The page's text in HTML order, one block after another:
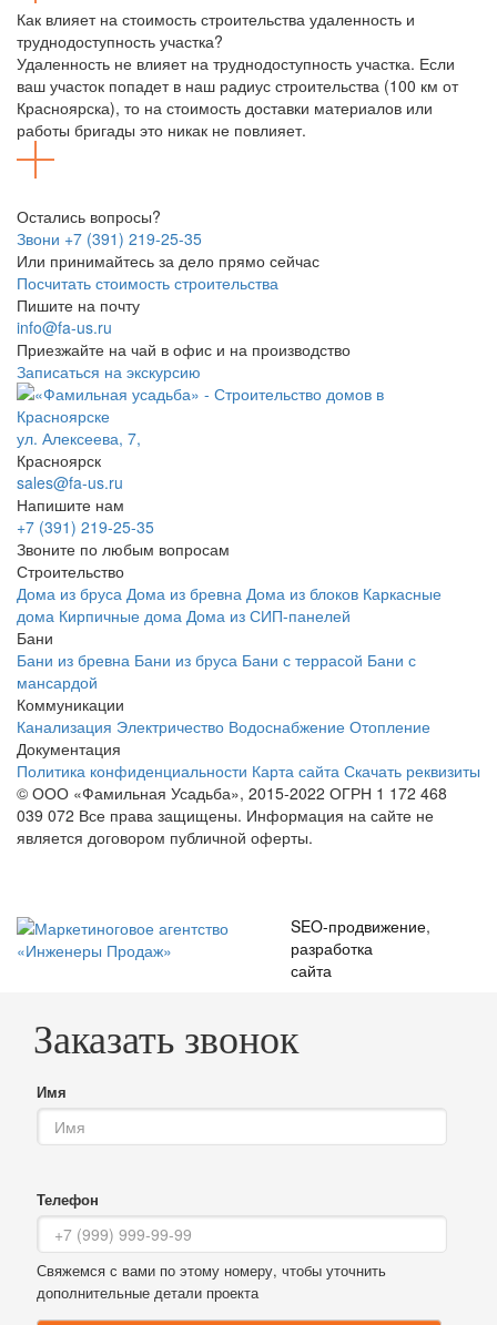
Как влияет на стоимость строительства удаленность и
труднодоступность участка?
Удаленность не влияет на труднодоступность участка. Если
ваш участок попадет в наш радиус строительства (100 км от
Красноярска), то на стоимость доставки материалов или
работы бригады это никак не повлияет.
Остались вопросы?
Звони +7 (391) 219-25-35
Или принимайтесь за дело прямо сейчас
Посчитать стоимость строительства
Пишите на почту
info@fa-us.ru
Приезжайте на чай в офис и на производство
Записаться на экскурсию
ул. Алексеева, 7,
Красноярск
sales@fa-us.ru
Напишите нам
+7 (391) 219-25-35
Звоните по любым вопросам
Строительство
Дома из бруса Дома из бревна Дома из блоков Каркасные
дома Кирпичные дома Дома из СИП-панелей
Бани
Бани из бревна Бани из бруса Бани с террасой Бани с
мансардой
Коммуникации
Канализация Электричество Водоснабжение Отопление
Документация
Политика конфиденциальности Карта сайта Скачать реквизиты
© ООО «Фамильная Усадьба», 2015-2022 ОГРН 1 172 468
039 072 Все права защищены. Информация на сайте не
является договором публичной оферты.
SEO-продвижение,
разработка
сайта
Заказать звонок
Имя
Телефон
Свяжемся с вами по этому номеру, чтобы уточнить
дополнительные детали проекта